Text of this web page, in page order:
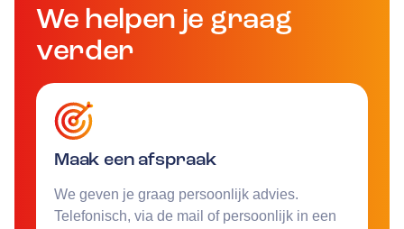
We helpen je graag
verder
Maak een afspraak
We geven je graag persoonlijk advies.
Telefonisch, via de mail of persoonlijk in een